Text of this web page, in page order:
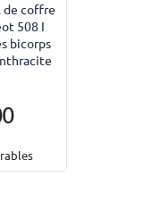
de coffre
508 I
bicorps